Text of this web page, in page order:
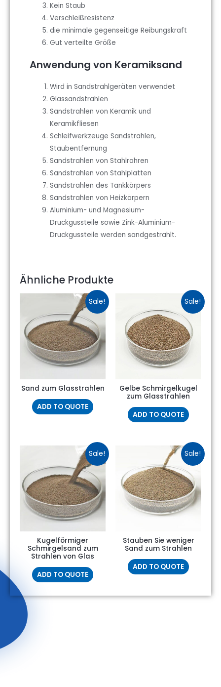
Kein Staub
Verschleißresistenz
die minimale gegenseitige Reibungskraft
Gut verteilte Größe
Anwendung von Keramiksand
Wird in Sandstrahlgeräten verwendet
Glassandstrahlen
Sandstrahlen von Keramik und
Keramikfliesen
Schleifwerkzeuge Sandstrahlen,
Staubentfernung
Sandstrahlen von Stahlrohren
Sandstrahlen von Stahlplatten
Sandstrahlen des Tankkörpers
Sandstrahlen von Heizkörpern
Aluminium- und Magnesium-
Druckgussteile sowie Zink-Aluminium-
Druckgussteile werden sandgestrahlt.
Ähnliche Produkte
Sale!
Sand zum Glasstrahlen
ADD TO QUOTE
Sale!
Gelbe Schmirgelkugel
zum Glasstrahlen
ADD TO QUOTE
Sale!
Kugelförmiger
Schmirgelsand zum
Strahlen von Glas
ADD TO QUOTE
Sale!
Stauben Sie weniger
Sand zum Strahlen
ADD TO QUOTE